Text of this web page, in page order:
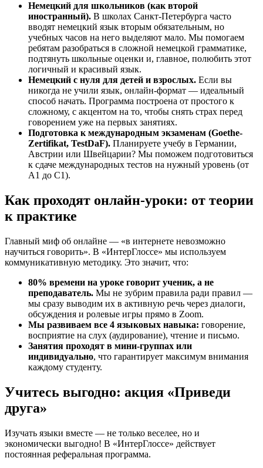
Немецкий для школьников (как второй
иностранный). В школах Санкт-Петербурга часто
вводят немецкий язык вторым обязательным, но
учебных часов на него выделяют мало. Мы помогаем
ребятам разобраться в сложной немецкой грамматике,
подтянуть школьные оценки и, главное, полюбить этот
логичный и красивый язык.
Немецкий с нуля для детей и взрослых. Если вы
никогда не учили язык, онлайн-формат — идеальный
способ начать. Программа построена от простого к
сложному, с акцентом на то, чтобы снять страх перед
говорением уже на первых занятиях.
Подготовка к международным экзаменам (Goethe-
Zertifikat, TestDaF). Планируете учебу в Германии,
Австрии или Швейцарии? Мы поможем подготовиться
к сдаче международных тестов на нужный уровень (от
A1 до C1).
Как проходят онлайн-уроки: от теории
к практике
Главный миф об онлайне — «в интернете невозможно
научиться говорить». В «ИнтерГлоссе» мы используем
коммуникативную методику. Это значит, что:
80% времени на уроке говорит ученик, а не
преподаватель. Мы не зубрим правила ради правил —
мы сразу выводим их в активную речь через диалоги,
обсуждения и ролевые игры прямо в Zoom.
Мы развиваем все 4 языковых навыка: говорение,
восприятие на слух (аудирование), чтение и письмо.
Занятия проходят в мини-группах или
индивидуально, что гарантирует максимум внимания
каждому студенту.
Учитесь выгодно: акция «Приведи
друга»
Изучать языки вместе — не только веселее, но и
экономически выгодно! В «ИнтерГлоссе» действует
постоянная реферальная программа.